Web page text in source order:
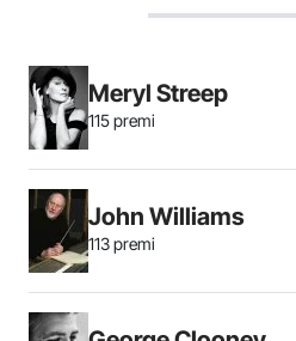
Meryl Streep
115 premi
John Williams
113 premi